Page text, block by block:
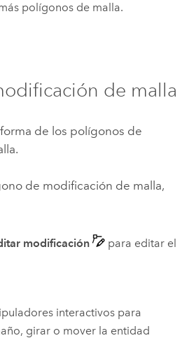
polígonos de malla.
de malla
de los polígonos de
de modificación de malla,
modificación
para editar el
interactivos para
girar o mover la entidad